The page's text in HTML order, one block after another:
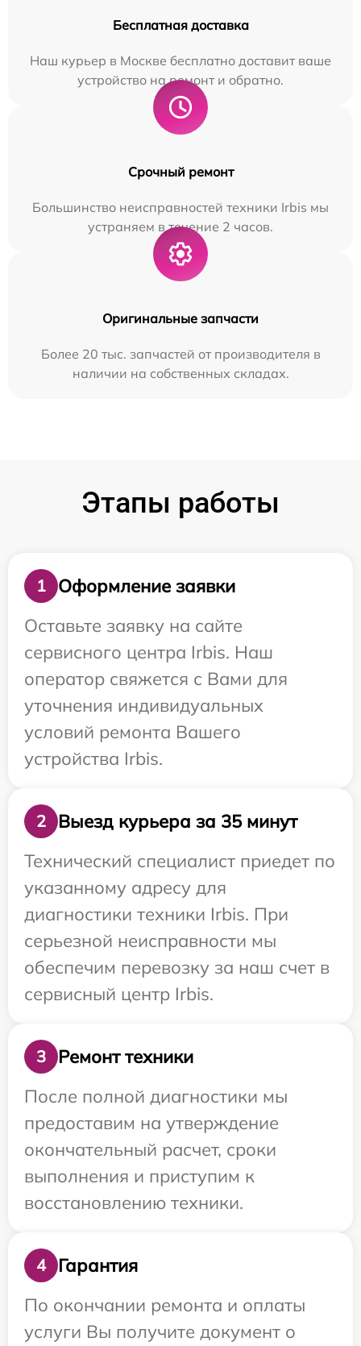
Бесплатная доставка
Наш курьер в Москве бесплатно доставит ваше
устройство на ремонт и обратно.
Срочный ремонт
Большинство неисправностей техники Irbis мы
устраняем в течение 2 часов.
Оригинальные запчасти
Более 20 тыс. запчастей от производителя в
наличии на собственных складах.
Этапы работы
1
Оформление заявки
Оставьте заявку на сайте
сервисного центра Irbis. Наш
оператор свяжется с Вами для
уточнения индивидуальных
условий ремонта Вашего
устройства Irbis.
2
Выезд курьера за 35 минут
Технический специалист приедет по
указанному адресу для
диагностики техники Irbis. При
серьезной неисправности мы
обеспечим перевозку за наш счет в
сервисный центр Irbis.
3
Ремонт техники
После полной диагностики мы
предоставим на утверждение
окончательный расчет, сроки
выполнения и приступим к
восстановлению техники.
4
Гарантия
По окончании ремонта и оплаты
услуги Вы получите документ о